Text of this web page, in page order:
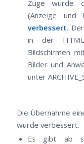
Zuge wurde
(Anzeige und
verbessert.
in der HTML
Bildschirmen
Bilder und
unter
Die Übernahme
wurde verbessert.
Es gibt ab